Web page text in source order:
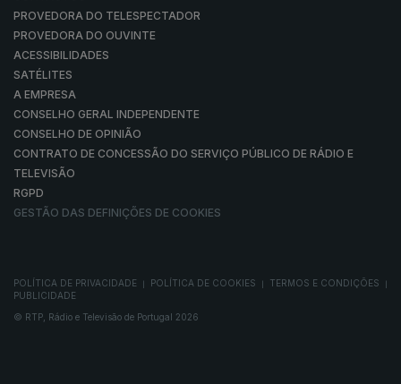
PROVEDORA DO TELESPECTADOR
PROVEDORA DO OUVINTE
ACESSIBILIDADES
SATÉLITES
A EMPRESA
CONSELHO GERAL INDEPENDENTE
CONSELHO DE OPINIÃO
CONTRATO DE CONCESSÃO DO SERVIÇO PÚBLICO DE RÁDIO E
TELEVISÃO
RGPD
GESTÃO DAS DEFINIÇÕES DE COOKIES
POLÍTICA DE PRIVACIDADE POLÍTICA DE COOKIES TERMOS E CONDIÇÕES
PUBLICIDADE
© RTP, Rádio e Televisão de Portugal 2026